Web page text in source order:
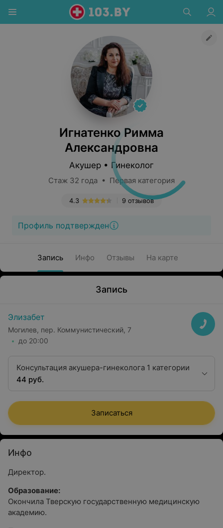
Игнатенко Римма
Александровна
Акушер • Гинеколог
Стаж 32 года • Первая категория
9 отзывов
4.3
Профиль подтвержден
Запись Инфо Отзывы На карте
Запись
Элизабет
Могилев, пер. Коммунистический, 7
до 20:00
Консультация акушера-гинеколога 1 категории
44 руб.
Записаться
Инфо
Директор.
Образование:
Окончила Тверскую государственную медицинскую
академию.